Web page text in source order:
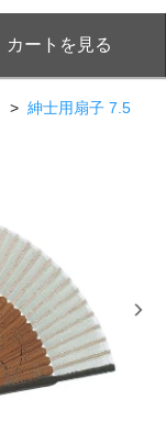
カートを見る
> 紳士用扇子 7.5